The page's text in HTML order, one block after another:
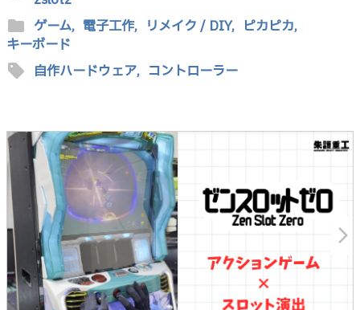
folder ゲーム, 電子工作, リメイク / DIY, ピカピカ,
キーボード
sell 自作ハードウェア, コントローラー
arrow_forward_ios